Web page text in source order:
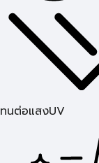
ทนต่อแสงUV